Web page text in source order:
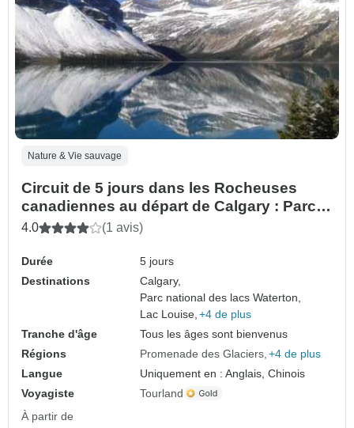
Nature & Vie sauvage
Circuit de 5 jours dans les Rocheuses
canadiennes au départ de Calgary : Parcs
nationaux de Banff, Yoho, Columbia
4.0 (1 avis)
Durée
5 jours
Destinations
Calgary,
Parc national des lacs Waterton,
Lac Louise, +4 de plus
Tranche d'âge
Tous les âges sont bienvenus
Régions
Promenade des Glaciers +4 de plus
Langue
Uniquement en : Anglais, Chinois
Voyagiste
Tourland
À partir de